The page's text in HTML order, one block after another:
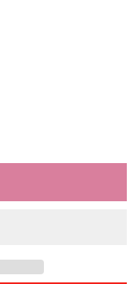
Racing F-GT
para Next Level